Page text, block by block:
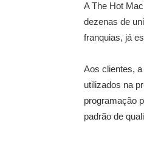
A The Hot
dezenas de
franquias, já
Aos clientes,
utilizados na
programação
padrão de